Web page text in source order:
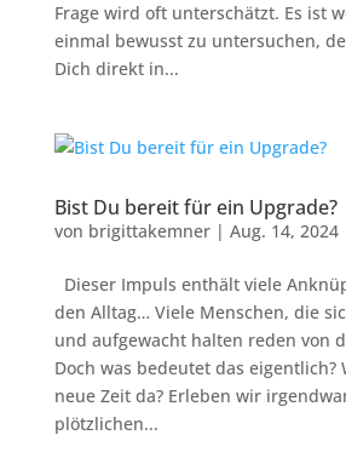
Frage wird oft unterschätzt. Es ist
einmal bewusst zu untersuchen,
Dich direkt in...
Bist Du bereit für ein Upgrade?
von brigittakemner| Aug. 14, 2024
Dieser Impuls enthält viele
den Alltag… Viele Menschen, die
und aufgewacht halten reden von
Doch was bedeutet das eigentlich?
neue Zeit da? Erleben wir
plötzlichen...